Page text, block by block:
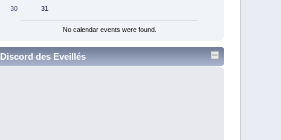
30
31
No calendar events were found.
Discord des Eveillés